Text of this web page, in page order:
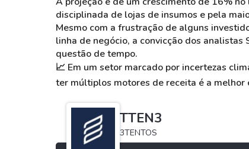
disciplinada de lojas de insumos e pela
Mesmo com a frustração de alguns
linha de negócio, a convicção dos
questão de tempo.
📈 Em um setor marcado por incertezas
ter múltiplos motores de receita é a
TTEN3
3TENTOS